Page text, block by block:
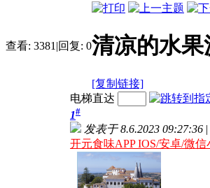
查看: 3381 |回复: 0清凉的水果
[复制链接]
电梯直达
1#
发表于 8.6.2023 09:27:36 |
开元食味APP IOS/安卓/微